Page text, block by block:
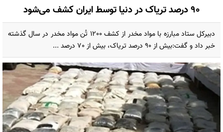
۹۰ درصد تریاک در دنیا توسط ایران کشف می‌شود
دبیرکل ستاد مبارزه با مواد مخدر از کشف 1200 تُن مواد مخدر در سال گذشته
خبر داد و گفت:بیش از 90 درصد تریاک، بیش از 70 درصد ...